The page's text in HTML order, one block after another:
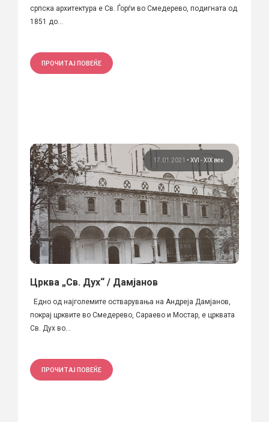
српска архитектура е Св. Ѓорѓи во Смедерево, подигната од
1851 до...
ПРОЧИТАЈ ПОВЕЌЕ
17.01.2021 • XVI - XIX век
Црква „Св. Дух“ / Дамјанов
Едно од најголемите остварувања на Андреја Дамјанов,
покрај црквите во Смедерево, Сараево и Мостар, е црквата
Св. Дух во...
ПРОЧИТАЈ ПОВЕЌЕ